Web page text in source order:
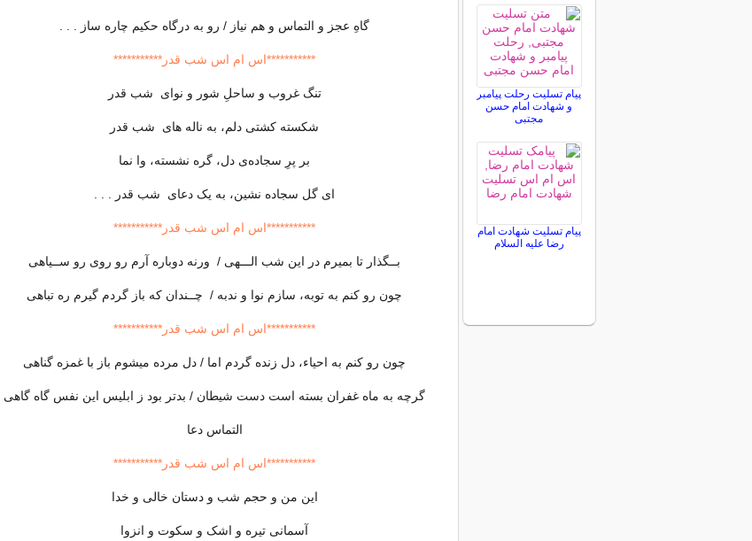
گاهِ عجز و التماس و هم نیاز / رو به درگاه حکیم چاره ساز . . .
***********اس ام اس شب قدر***********
تنگ غروب و ساحلِ شور و نوای شب قدر
شکسته کشتی دلم، به ناله های شب قدر
بر پرِ سجاده‌ی دل، گره نشسته، وا نما
ای گل سجاده نشین، به یک دعای شب قدر . . .
***********اس ام اس شب قدر***********
بــگذار تا بمیرم در این شب الـــهی / ورنه دوباره آرم رو روی رو ســیاهی
چون رو کنم به توبه، سازم نوا و ندبه / چــندان که باز گردم گیرم ره تباهی
***********اس ام اس شب قدر***********
چون رو کنم به احیاء، دل زنده گردم اما / دل مرده می‏شوم باز با غمزه گناهی
گرچه به ماه غفران بسته است دست شیطان / بدتر بود ز ابلیس این نفس گاه گاهی
التماس دعا
***********اس ام اس شب قدر***********
این من و حجم شب و دستان خالی و خدا
آسمانی تیره و اشک و سکوت و انزوا
پیام تسلیت رحلت پیامبر
و شهادت امام حسن
مجتبی
پیام تسلیت شهادت امام
رضا علیه السلام